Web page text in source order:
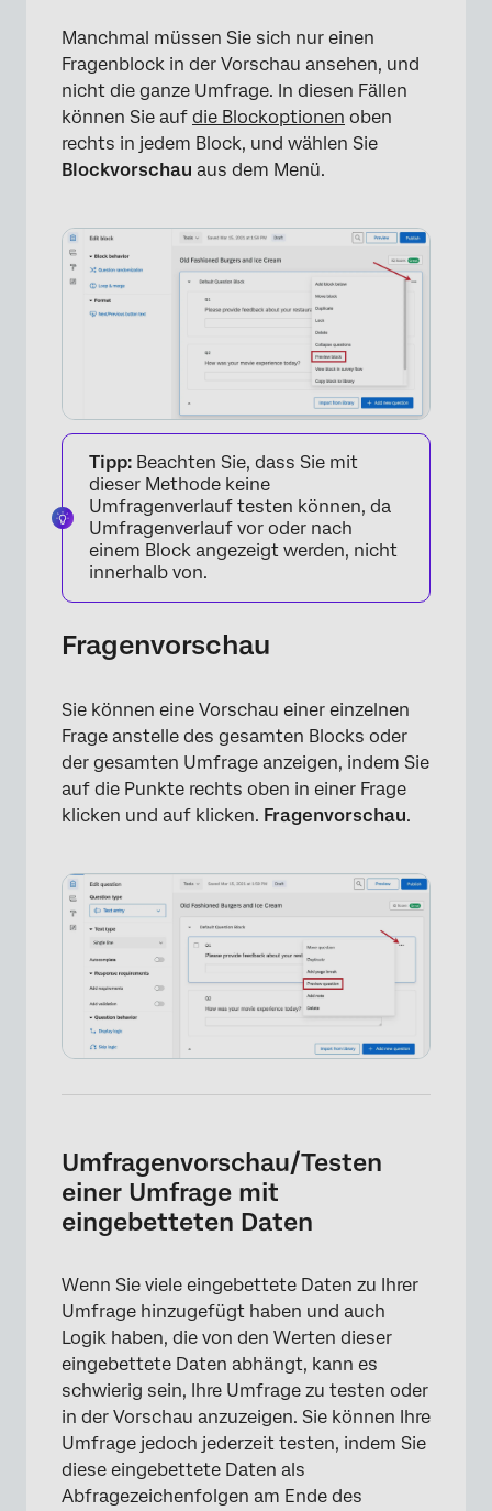
Manchmal müssen Sie sich nur einen
Fragenblock in der Vorschau ansehen, und
nicht die ganze Umfrage. In diesen Fällen
können Sie auf die Blockoptionen oben
rechts in jedem Block, und wählen Sie
Blockvorschau aus dem Menü.
Tipp: Beachten Sie, dass Sie mit
dieser Methode keine
Umfragenverlauf testen können, da
Umfragenverlauf vor oder nach
einem Block angezeigt werden, nicht
innerhalb von.
Fragenvorschau
Sie können eine Vorschau einer einzelnen
Frage anstelle des gesamten Blocks oder
der gesamten Umfrage anzeigen, indem Sie
auf die Punkte rechts oben in einer Frage
klicken und auf klicken. Fragenvorschau.
Umfragenvorschau/Testen
einer Umfrage mit
eingebetteten Daten
Wenn Sie viele eingebettete Daten zu Ihrer
Umfrage hinzugefügt haben und auch
Logik haben, die von den Werten dieser
eingebettete Daten abhängt, kann es
schwierig sein, Ihre Umfrage zu testen oder
in der Vorschau anzuzeigen. Sie können Ihre
Umfrage jedoch jederzeit testen, indem Sie
diese eingebettete Daten als
Abfragezeichenfolgen am Ende des